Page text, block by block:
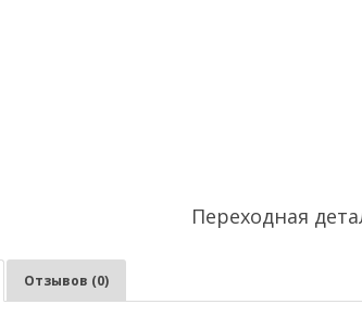
Переходная
Отзывов (0)